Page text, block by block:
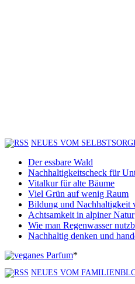
NEUES VOM
Der essbare Wald
Nachhaltigkeitscheck für
Vitalkur für alte Bäume
Viel Grün auf wenig Raum
Bildung und Nachhaltigkeit
Achtsamkeit in alpiner Natur
Wie man Regenwasser
Nachhaltig denken und
*
NEUES VOM